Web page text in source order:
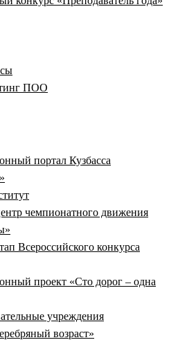
ПОО
портал Кузбасса
чемпионатного движения
Всероссийского конкурса
проект «Сто дорог – одна
учреждения
возраст»